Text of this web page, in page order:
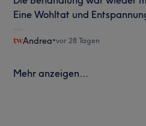
Eine Wohltat und
Andrea•vor 28 Tagen
Mehr anzeigen...